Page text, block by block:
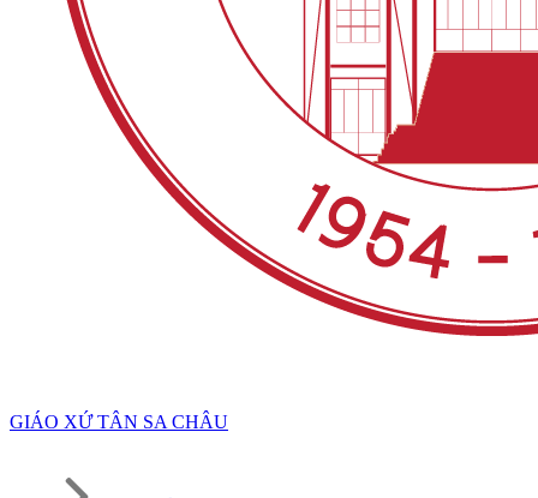
GIÁO XỨ TÂN SA CHÂU